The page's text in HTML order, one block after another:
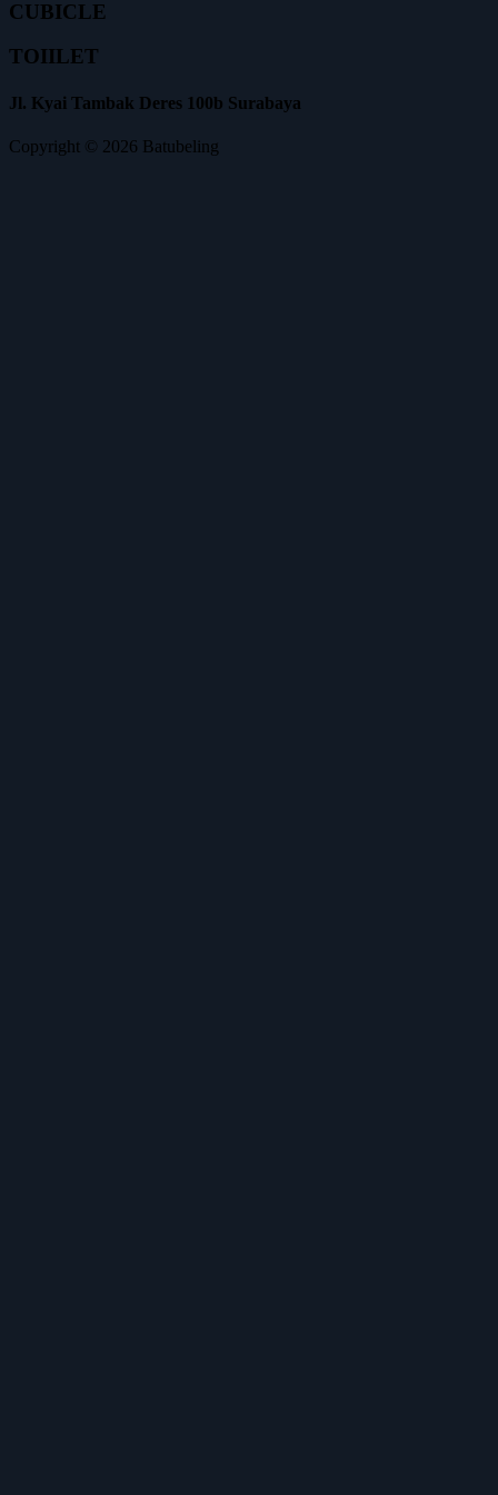
CUBICLE
TOIILET
Jl. Kyai Tambak Deres 100b Surabaya
Copyright © 2026 Batubeling